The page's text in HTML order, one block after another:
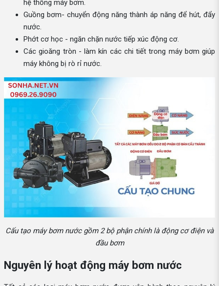
hệ thống máy bơm.
Guồng bơm- chuyển động năng thành áp năng để hút, đẩy
nước.
Phớt cơ học - ngăn chặn nước tiếp xúc động cơ.
Các gioăng tròn - làm kín các chi tiết trong máy bơm giúp
máy không bị rò rỉ nước.
Cấu tạo máy bơm nước gồm 2 bộ phận chính là động cơ điện và
đầu bơm
Nguyên lý hoạt động máy bơm nước